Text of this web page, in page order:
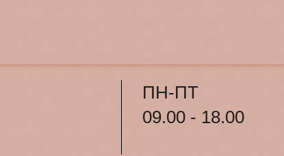
ПН-ПТ
09.00 - 18.00